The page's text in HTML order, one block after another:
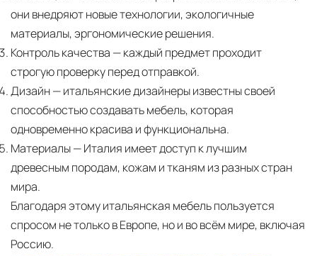
они внедряют новые технологии, экологичные
материалы, эргономические решения.
Контроль качества — каждый предмет проходит
строгую проверку перед отправкой.
Дизайн— итальянские дизайнеры известны своей
способностью создавать мебель, которая
одновременно красива и функциональна.
Материалы— Италия имеет доступ к лучшим
древесным породам, кожам и тканям из разных стран
мира.
Благодаря этому итальянская мебель пользуется
спросом не только в Европе, но и во всём мире, включая
Россию.